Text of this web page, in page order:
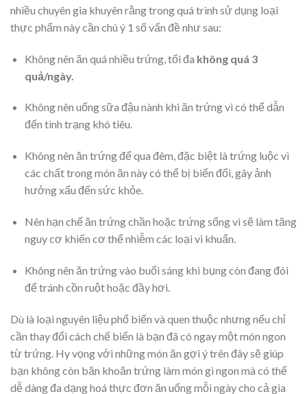
nhiều chuyên gia khuyên rằng trong quá trình sử dụng loại
thực phẩm này cần chú ý 1 số vấn đề như sau:
Không nên ăn quá nhiều trứng, tối đa không quá 3
quả/ngày.
Không nên uống sữa đậu nành khi ăn trứng vì có thể dẫn
đến tình trạng khó tiêu.
Không nên ăn trứng để qua đêm, đặc biệt là trứng luộc vì
các chất trong món ăn này có thể bị biến đổi, gây ảnh
hưởng xấu đến sức khỏe.
Nên hạn chế ăn trứng chần hoặc trứng sống vì sẽ làm tăng
nguy cơ khiến cơ thể nhiễm các loại vi khuẩn.
Không nên ăn trứng vào buổi sáng khi bụng còn đang đói
để tránh cồn ruột hoặc đầy hơi.
Dù là loại nguyên liệu phổ biến và quen thuộc nhưng nếu chỉ
cần thay đổi cách chế biến là bạn đã có ngay một món ngon
từ trứng. Hy vọng với những món ăn gợi ý trên đây sẽ giúp
bạn không còn băn khoăn trứng làm món gì ngon mà có thể
dễ dàng đa dạng hoá thực đơn ăn uống mỗi ngày cho cả gia